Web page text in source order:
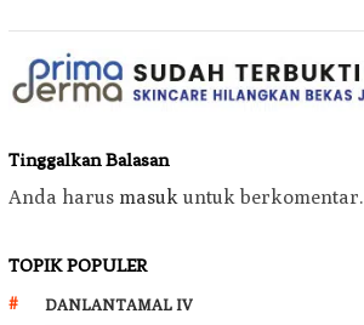
Tinggalkan Balasan
Anda harus masuk untuk berkomentar.
TOPIK POPULER
DANLANTAMAL IV